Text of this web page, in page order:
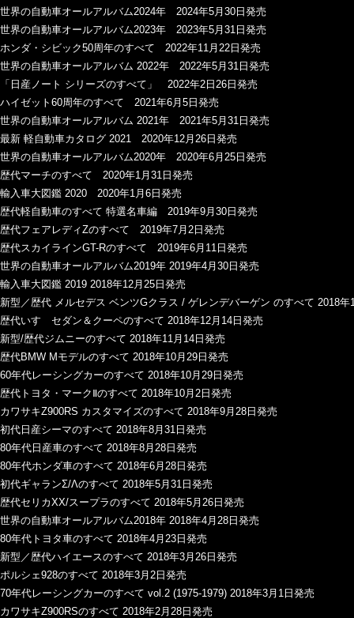
世界の自動車オールアルバム2024年 2024年5月30日発売
世界の自動車オールアルバム2023年 2023年5月31日発売
ホンダ・シビック50周年のすべて 2022年11月22日発売
世界の自動車オールアルバム 2022年 2022年5月31日発売
「日産ノート シリーズのすべて」 2022年2日26日発売
ハイゼット60周年のすべて 2021年6月5日発売
世界の自動車オールアルバム 2021年 2021年5月31日発売
最新 軽自動車カタログ 2021 2020年12月26日発売
世界の自動車オールアルバム2020年 2020年6月25日発売
歴代マーチのすべて 2020年1月31日発売
輸入車大図鑑 2020 2020年1月6日発売
歴代軽自動車のすべて 特選名車編 2019年9月30日発売
歴代フェアレディZのすべて 2019年7月2日発売
歴代スカイラインGT-Rのすべて 2019年6月11日発売
世界の自動車オールアルバム2019年 2019年4月30日発売
輸入車大図鑑 2019 2018年12月25日発売
新型／歴代 メルセデス ベンツGクラス / ゲレンデバーゲン のすべて 2018年
歴代いすゞセダン＆クーペのすべて 2018年12月14日発売
新型/歴代ジムニーのすべて 2018年11月14日発売
歴代BMW Mモデルのすべて 2018年10月29日発売
60年代レーシングカーのすべて 2018年10月29日発売
歴代トヨタ・マークⅡのすべて 2018年10月2日発売
カワサキZ900RS カスタマイズのすべて 2018年9月28日発売
初代日産シーマのすべて 2018年8月31日発売
80年代日産車のすべて 2018年8月28日発売
80年代ホンダ車のすべて 2018年6月28日発売
初代ギャランΣ/Λのすべて 2018年5月31日発売
歴代セリカXX/スープラのすべて 2018年5月26日発売
世界の自動車オールアルバム2018年 2018年4月28日発売
80年代トヨタ車のすべて 2018年4月23日発売
新型／歴代ハイエースのすべて 2018年3月26日発売
ポルシェ928のすべて 2018年3月2日発売
70年代レーシングカーのすべて vol.2 (1975-1979) 2018年3月1日発売
カワサキZ900RSのすべて 2018年2月28日発売